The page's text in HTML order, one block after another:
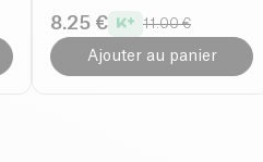
8.25 € 11.00 €
Ajouter au panier